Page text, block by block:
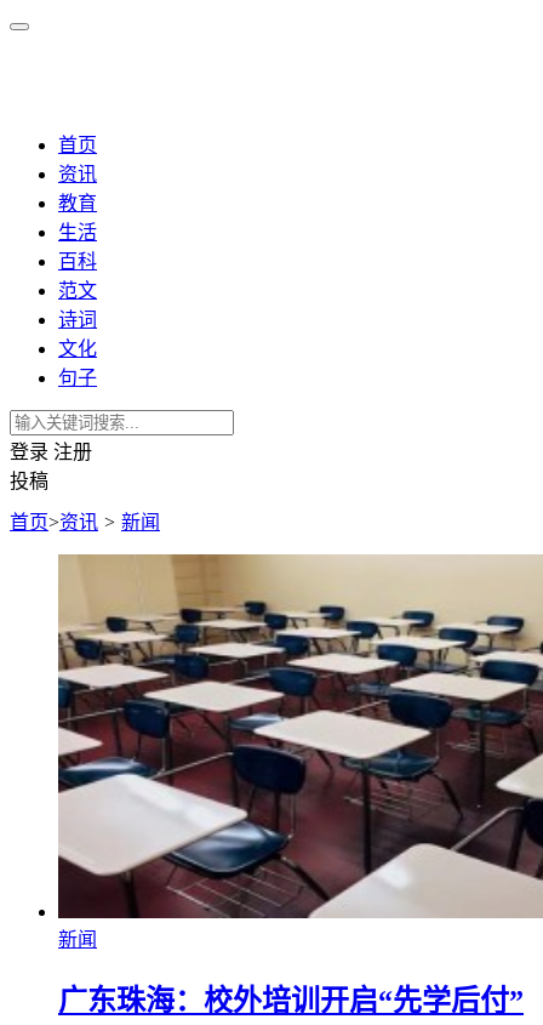
首页
资讯
教育
生活
百科
范文
诗词
文化
句子
登录 注册
投稿
首页>资讯 > 新闻
新闻
广东珠海：校外培训开启“先学后付”